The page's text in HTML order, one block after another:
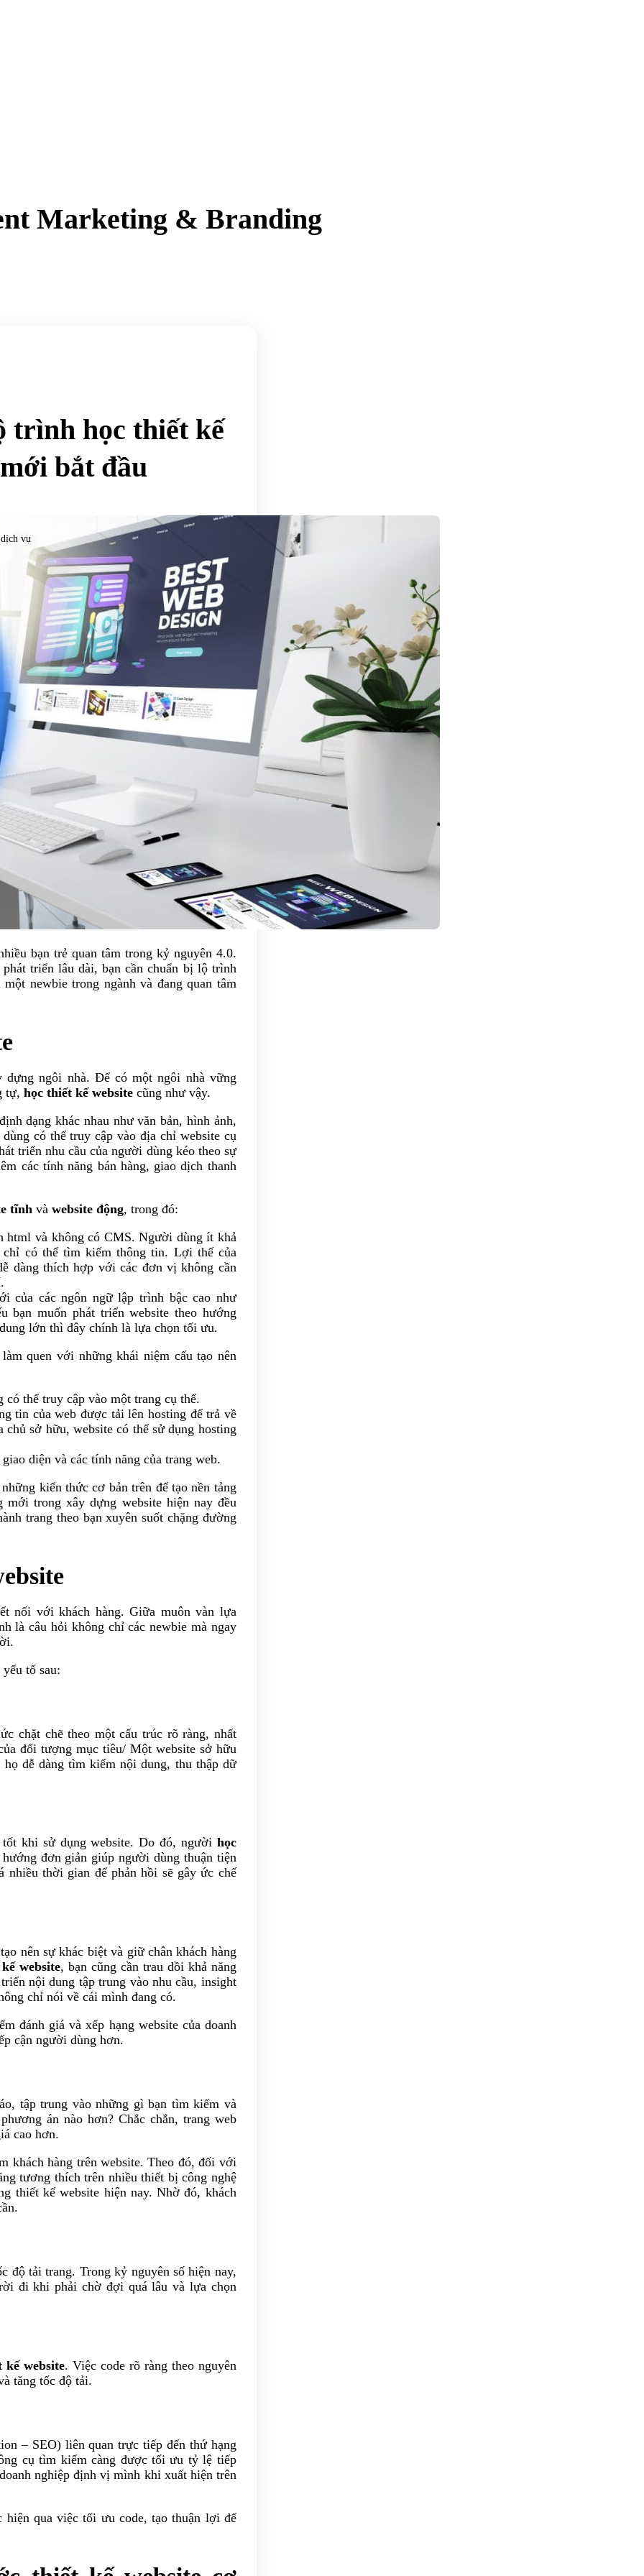
Marketing & Branding
vụ
trình học thiết kế
bắt đầu
bạn trẻ quan tâm trong kỷ nguyên 4.0.
triển lâu dài, bạn cần chuẩn bị lộ trình
newbie trong ngành và đang quan tâm
ngôi nhà. Để có một ngôi nhà vững
tự, học thiết kế website cũng như vậy.
dạng khác nhau như văn bản, hình ảnh,
có thể truy cập vào địa chỉ website cụ
triển nhu cầu của người dùng kéo theo sự
các tính năng bán hàng, giao dịch thanh
tĩnh và website động, trong đó:
html và không có CMS. Người dùng ít khả
có thể tìm kiếm thông tin. Lợi thế của
dàng thích hợp với các đơn vị không cần
của các ngôn ngữ lập trình bậc cao như
muốn phát triển website theo hướng
lớn thì đây chính là lựa chọn tối ưu.
quen với những khái niệm cấu tạo nên
thể truy cập vào một trang cụ thể.
tin của web được tải lên hosting để trả về
sở hữu, website có thể sử dụng hosting
diện và các tính năng của trang web.
kiến thức cơ bản trên để tạo nền tảng
trong xây dựng website hiện nay đều
trang theo bạn xuyên suốt chặng đường
nối với khách hàng. Giữa muôn vàn lựa
là câu hỏi không chỉ các newbie mà ngay
tố sau:
chặt chẽ theo một cấu trúc rõ ràng, nhất
đối tượng mục tiêu/ Một website sở hữu
dễ dàng tìm kiếm nội dung, thu thập dữ
khi sử dụng website. Do đó, người học
đơn giản giúp người dùng thuận tiện
thời gian để phản hồi sẽ gây ức chế
nên sự khác biệt và giữ chân khách hàng
website, bạn cũng cần trau dồi khả năng
nội dung tập trung vào nhu cầu, insight
chỉ nói về cái mình đang có.
đánh giá và xếp hạng website của doanh
cận người dùng hơn.
tập trung vào những gì bạn tìm kiếm và
án nào hơn? Chắc chắn, trang web
cao hơn.
khách hàng trên website. Theo đó, đối với
tương thích trên nhiều thiết bị công nghệ
thiết kế website hiện nay. Nhờ đó, khách
độ tải trang. Trong kỷ nguyên số hiện nay,
đi khi phải chờ đợi quá lâu và lựa chọn
kế website. Việc code rõ ràng theo nguyên
tăng tốc độ tải.
– SEO) liên quan trực tiếp đến thứ hạng
cụ tìm kiếm càng được tối ưu tỷ lệ tiếp
nghiệp định vị mình khi xuất hiện trên
hiện qua việc tối ưu code, tạo thuận lợi để